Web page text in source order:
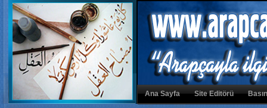
Ana Sayfa Site Editörü